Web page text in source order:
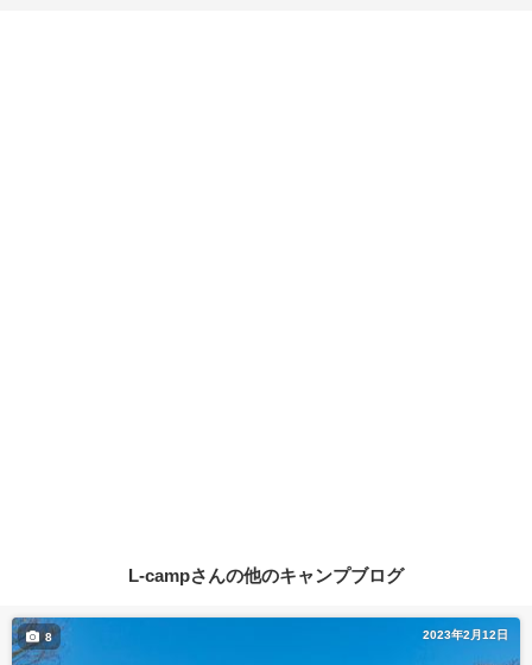
L-campさんの他のキャンプブログ
2023年2月12日
8